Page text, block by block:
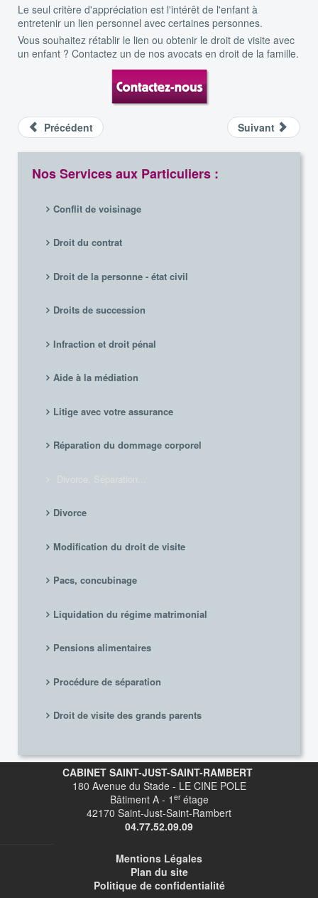
Le seul critère d'appréciation est l'intérêt de l'enfant à
entretenir un lien personnel avec certaines personnes.
Vous souhaitez rétablir le lien ou obtenir le droit de visite avec
un enfant ? Contactez un de nos avocats en droit de la famille.
Précédent Suivant
Nos Services aux Particuliers :
Conflit de voisinage
Droit du contrat
Droit de la personne - état civil
Droits de succession
Infraction et droit pénal
Aide à la médiation
Litige avec votre assurance
Réparation du dommage corporel
Divorce, Séparation...
Divorce
Modification du droit de visite
Pacs, concubinage
Liquidation du régime matrimonial
Pensions alimentaires
Procédure de séparation
Droit de visite des grands parents
CABINET SAINT-JUST-SAINT-RAMBERT
180 Avenue du Stade - LE CINE POLE
Bâtiment A - 1 er étage
42170 Saint-Just-Saint-Rambert
04.77.52.09.09
Mentions Légales
Plan du site
Politique de confidentialité